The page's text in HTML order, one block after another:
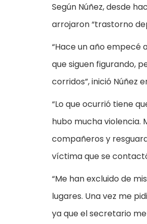
Según Núñez, desde
arrojaron “trastorno
“Hace un año empecé
que siguen figurando,
corridos”, inició Núñez
“Lo que ocurrió tiene
hubo mucha violencia.
compañeros y
víctima que se
“Me han excluido de
lugares. Una vez me
ya que el secretario